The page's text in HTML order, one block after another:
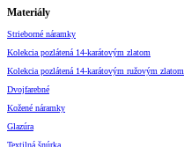
Materiály
Strieborné náramky
Kolekcia pozlátená 14-karátovým zlatom
Kolekcia pozlátená 14-karátovým ružovým zlatom
Dvojfarebné
Kožené náramky
Glazúra
Textilná šnúrka